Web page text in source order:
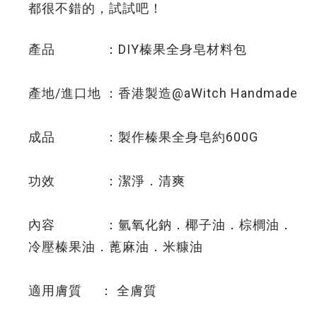
都很不錯的，試試吧！
產品 ：DIY榛果全身皂材料包
產地/進口地 ：香港製造@aWitch Handmade
成品 ：製作榛果全身皂約600G
功效 ：潔淨．清爽
內容 ：氫氧化鈉．椰子油．棕櫚油．
冷壓榛果油．蓖麻油．米糠油
適用膚質 ： 全膚質